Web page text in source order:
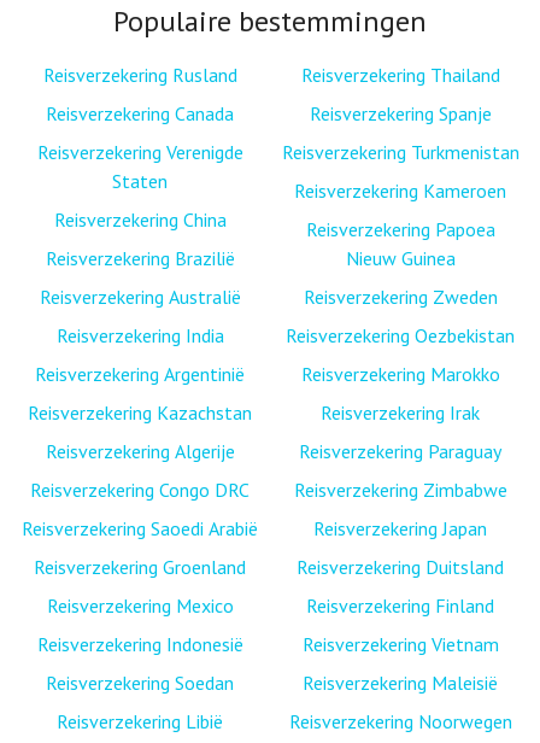
Populaire bestemmingen
Reisverzekering Rusland
Reisverzekering Canada
Reisverzekering Verenigde
Staten
Reisverzekering China
Reisverzekering Brazilië
Reisverzekering Australië
Reisverzekering India
Reisverzekering Argentinië
Reisverzekering Kazachstan
Reisverzekering Algerije
Reisverzekering Congo DRC
Reisverzekering Saoedi Arabië
Reisverzekering Groenland
Reisverzekering Mexico
Reisverzekering Indonesië
Reisverzekering Soedan
Reisverzekering Libië
Reisverzekering Thailand
Reisverzekering Spanje
Reisverzekering Turkmenistan
Reisverzekering Kameroen
Reisverzekering Papoea
Nieuw Guinea
Reisverzekering Zweden
Reisverzekering Oezbekistan
Reisverzekering Marokko
Reisverzekering Irak
Reisverzekering Paraguay
Reisverzekering Zimbabwe
Reisverzekering Japan
Reisverzekering Duitsland
Reisverzekering Finland
Reisverzekering Vietnam
Reisverzekering Maleisië
Reisverzekering Noorwegen